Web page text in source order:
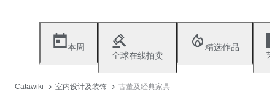
本周
全球在线拍卖
精选作品
Catawiki 室内设计及装饰 古董及经典家具